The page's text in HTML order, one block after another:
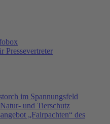
Pressevertreter
im Spannungsfeld
und Tierschutz
„Fairpachten“ des